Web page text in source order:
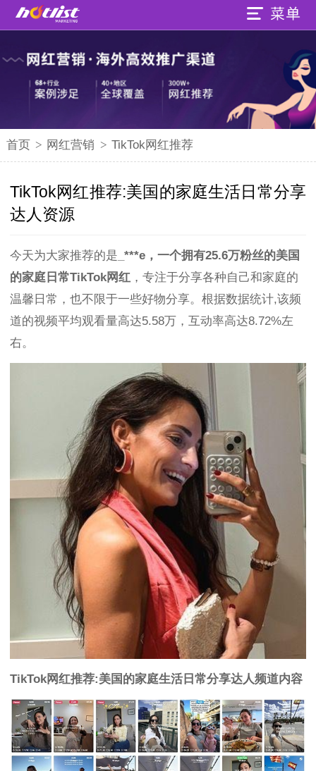
首页 > 网红营销 > TikTok网红推荐
TikTok网红推荐:美国的家庭生活日常分享
达人资源
今天为大家推荐的是 _***e，一个拥有25.6万粉丝的美国
的家庭日常TikTok网红 ，专注于分享各种自己和家庭的
温馨日常，也不限于一些好物分享。根据数据统计,该频
道的视频平均观看量高达5.58万，互动率高达8.72%左
右。
TikTok网红推荐:美国的家庭生活日常分享达人频道内容